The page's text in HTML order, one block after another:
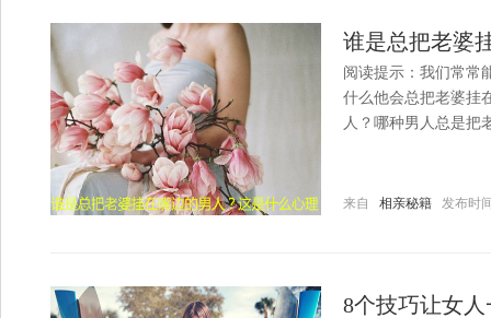
谁是总把老婆
阅读提示：我们常常
什么他会总把老婆挂
人？哪种男人总是把
来自 相亲秘籍 发布时
8个技巧让女